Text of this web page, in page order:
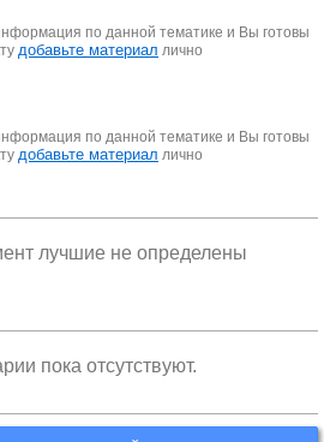
по данной тематике и Вы готовы
добавьте материал лично
по данной тематике и Вы готовы
добавьте материал лично
лучшие не определены
пока отсутствуют.